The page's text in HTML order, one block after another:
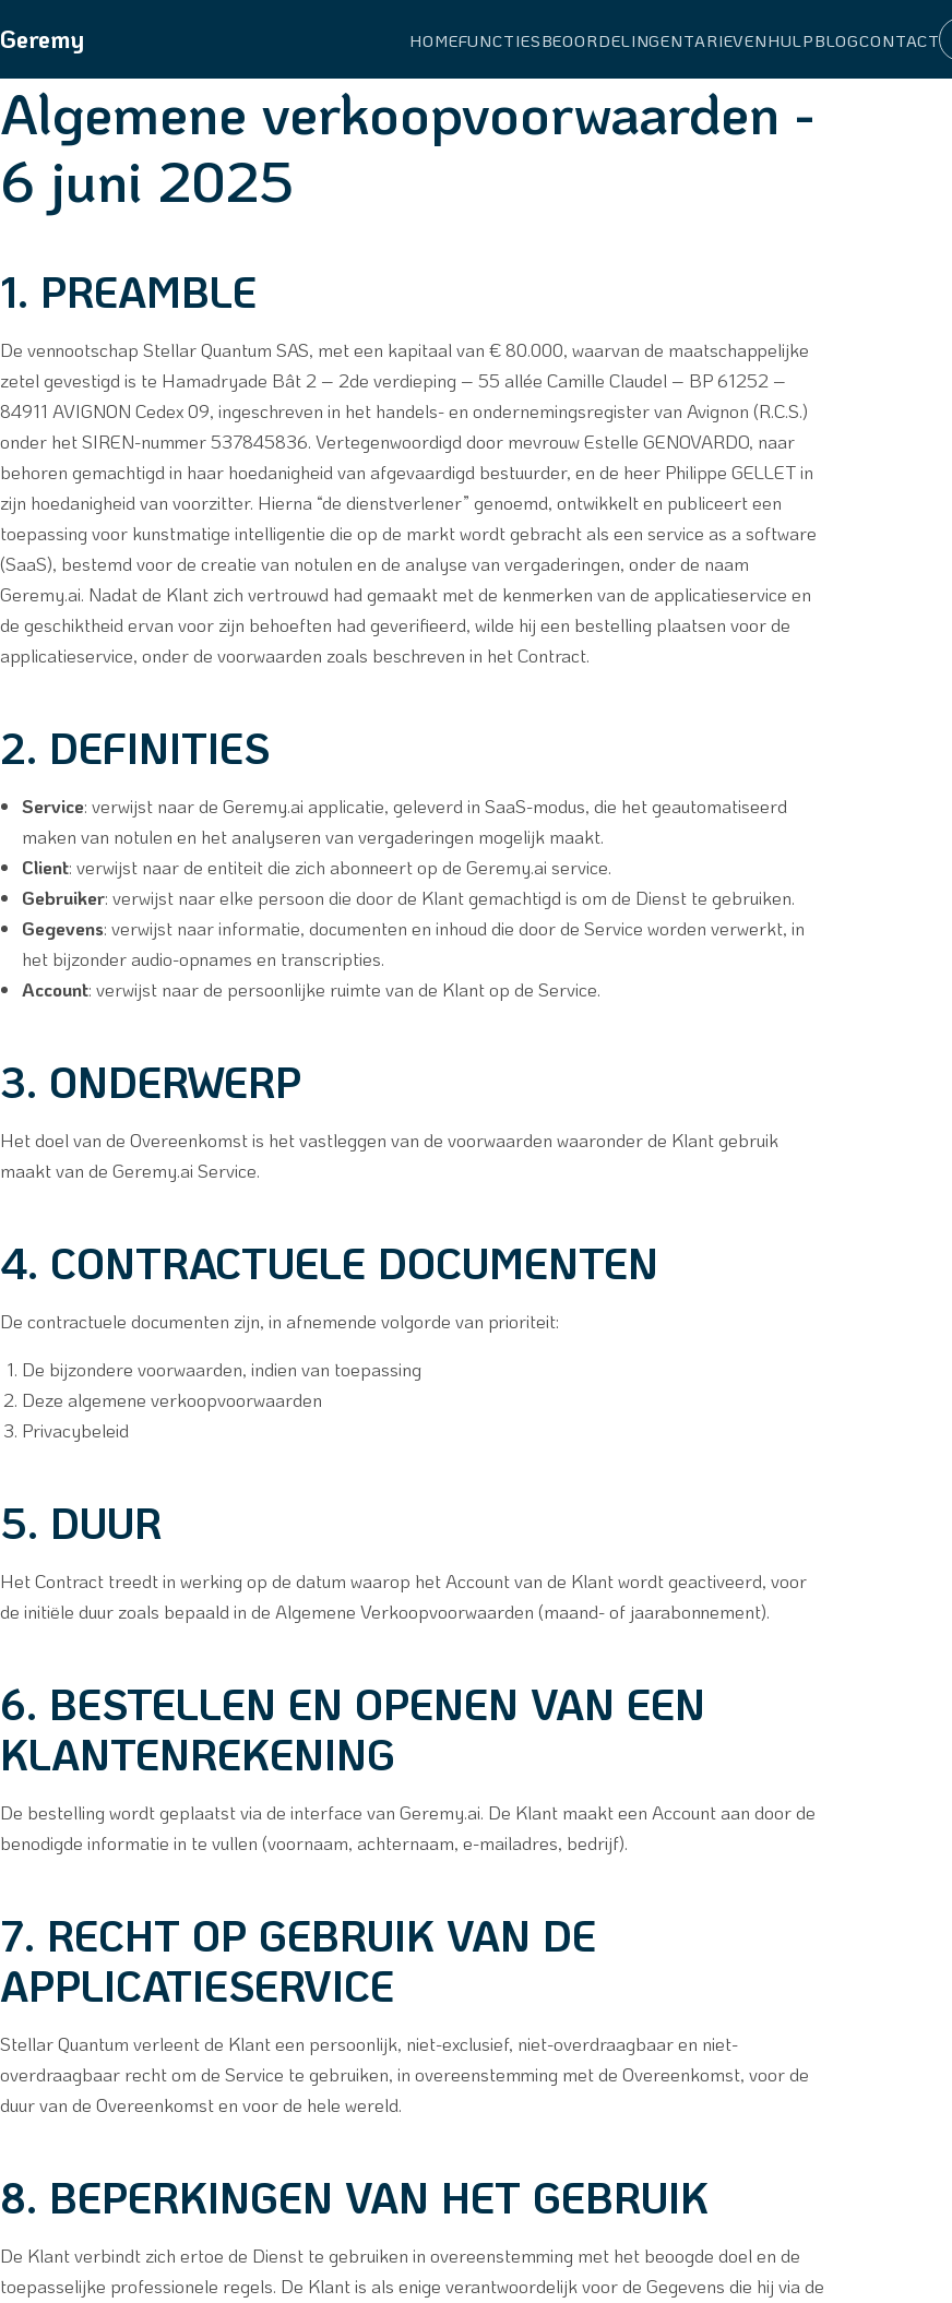
Geremy HOMEFUNCTIESBEOORDELINGENTARIEVENHULPBLOGCONTACT
Algemene verkoopvoorwaarden -
6 juni 2025
1. PREAMBLE
De vennootschap Stellar Quantum SAS, met een kapitaal van € 80.000, waarvan de maatschappelijke
zetel gevestigd is te Hamadryade Bât 2 – 2de verdieping – 55 allée Camille Claudel – BP 61252 –
84911 AVIGNON Cedex 09, ingeschreven in het handels- en ondernemingsregister van Avignon (R.C.S.)
onder het SIREN-nummer 537845836. Vertegenwoordigd door mevrouw Estelle GENOVARDO, naar
behoren gemachtigd in haar hoedanigheid van afgevaardigd bestuurder, en de heer Philippe GELLET in
zijn hoedanigheid van voorzitter. Hierna “de dienstverlener” genoemd, ontwikkelt en publiceert een
toepassing voor kunstmatige intelligentie die op de markt wordt gebracht als een service as a software
(SaaS), bestemd voor de creatie van notulen en de analyse van vergaderingen, onder de naam
Geremy.ai. Nadat de Klant zich vertrouwd had gemaakt met de kenmerken van de applicatieservice en
de geschiktheid ervan voor zijn behoeften had geverifieerd, wilde hij een bestelling plaatsen voor de
applicatieservice, onder de voorwaarden zoals beschreven in het Contract.
2. DEFINITIES
Service: verwijst naar de Geremy.ai applicatie, geleverd in SaaS-modus, die het geautomatiseerd
maken van notulen en het analyseren van vergaderingen mogelijk maakt.
Client: verwijst naar de entiteit die zich abonneert op de Geremy.ai service.
Gebruiker: verwijst naar elke persoon die door de Klant gemachtigd is om de Dienst te gebruiken.
Gegevens: verwijst naar informatie, documenten en inhoud die door de Service worden verwerkt, in
het bijzonder audio-opnames en transcripties.
Account: verwijst naar de persoonlijke ruimte van de Klant op de Service.
3. ONDERWERP
Het doel van de Overeenkomst is het vastleggen van de voorwaarden waaronder de Klant gebruik
maakt van de Geremy.ai Service.
4. CONTRACTUELE DOCUMENTEN
De contractuele documenten zijn, in afnemende volgorde van prioriteit:
De bijzondere voorwaarden, indien van toepassing
Deze algemene verkoopvoorwaarden
Privacybeleid
5. DUUR
Het Contract treedt in werking op de datum waarop het Account van de Klant wordt geactiveerd, voor
de initiële duur zoals bepaald in de Algemene Verkoopvoorwaarden (maand- of jaarabonnement).
6. BESTELLEN EN OPENEN VAN EEN
KLANTENREKENING
De bestelling wordt geplaatst via de interface van Geremy.ai. De Klant maakt een Account aan door de
benodigde informatie in te vullen (voornaam, achternaam, e-mailadres, bedrijf).
7. RECHT OP GEBRUIK VAN DE
APPLICATIESERVICE
Stellar Quantum verleent de Klant een persoonlijk, niet-exclusief, niet-overdraagbaar en niet-
overdraagbaar recht om de Service te gebruiken, in overeenstemming met de Overeenkomst, voor de
duur van de Overeenkomst en voor de hele wereld.
8. BEPERKINGEN VAN HET GEBRUIK
De Klant verbindt zich ertoe de Dienst te gebruiken in overeenstemming met het beoogde doel en de
toepasselijke professionele regels. De Klant is als enige verantwoordelijk voor de Gegevens die hij via de